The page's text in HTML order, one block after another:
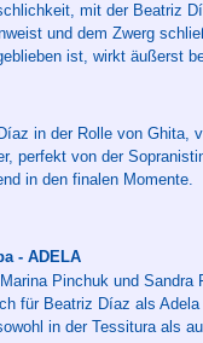
mit der Beatriz
und dem Zwerg
ist, wirkt äußerst
in der Rolle von Ghita,
perfekt von der
in den finalen Momente.
- ADELA
Pinchuk und
für Beatriz Díaz als
in der Tessitura als